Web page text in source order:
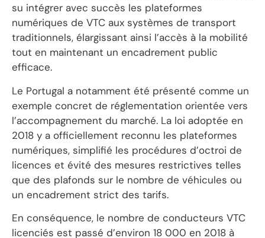
su intégrer avec succès les plateformes
numériques de VTC aux systèmes de transport
traditionnels, élargissant ainsi l’accès à la mobilité
tout en maintenant un encadrement public
efficace.
Le Portugal a notamment été présenté comme un
exemple concret de réglementation orientée vers
l’accompagnement du marché. La loi adoptée en
2018 y a officiellement reconnu les plateformes
numériques, simplifié les procédures d’octroi de
licences et évité des mesures restrictives telles
que des plafonds sur le nombre de véhicules ou
un encadrement strict des tarifs.
En conséquence, le nombre de conducteurs VTC
licenciés est passé d’environ 18 000 en 2018 à